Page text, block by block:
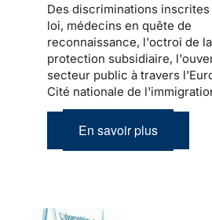
Des discriminations inscrites
loi, médecins en quête de
reconnaissance, l'octroi de la
protection subsidiaire,
secteur public à travers
Cité nationale de
En savoir plus